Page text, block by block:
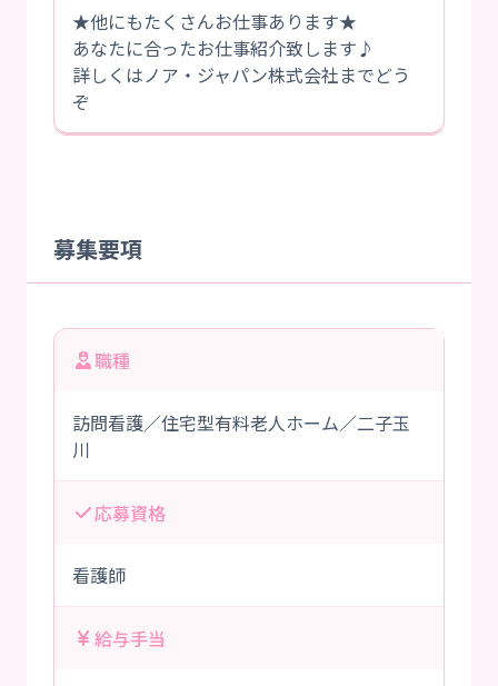
★他にもたくさんお仕事あります★
あなたに合ったお仕事紹介致します♪
詳しくはノア・ジャパン株式会社までどう
ぞ
募集要項
職種
訪問看護／住宅型有料老人ホーム／二子玉
川
応募資格
看護師
給与手当